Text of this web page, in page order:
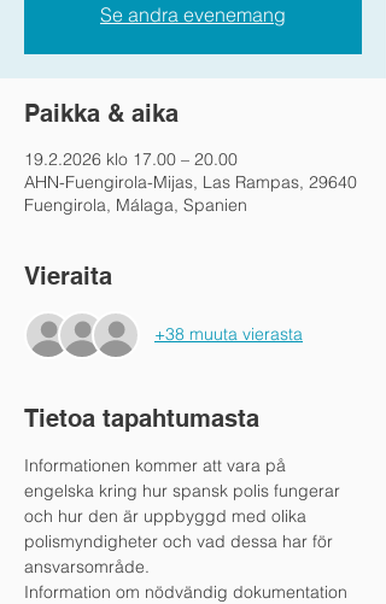
Se andra evenemang
Paikka & aika
19.2.2026 klo 17.00 – 20.00
AHN-Fuengirola-Mijas, Las Rampas, 29640
Fuengirola, Málaga, Spanien
Vieraita
+38 muuta vierasta
Tietoa tapahtumasta
Informationen kommer att vara på
engelska kring hur spansk polis fungerar
och hur den är uppbyggd med olika
polismyndigheter och vad dessa har för
ansvarsområde.
Information om nödvändig dokumentation